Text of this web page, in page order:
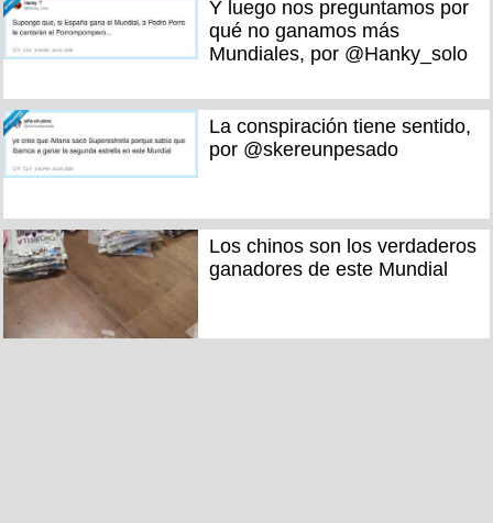
Y luego nos preguntamos por
qué no ganamos más
Mundiales, por @Hanky_solo
La conspiración tiene sentido,
por @skereunpesado
Los chinos son los verdaderos
ganadores de este Mundial